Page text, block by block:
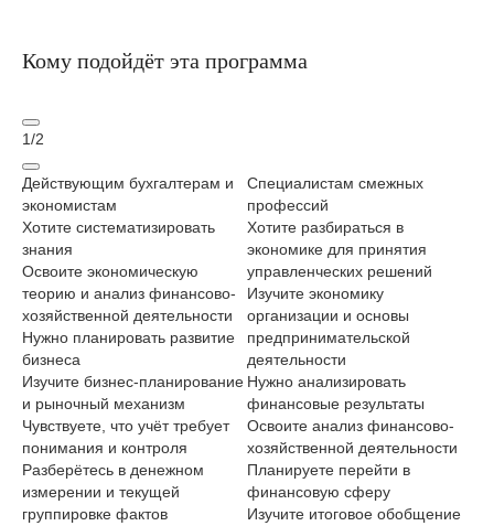
Кому подойдёт эта программа
1/2
Действующим бухгалтерам и
экономистам
Хотите систематизировать
знания
Освоите экономическую
теорию и анализ финансово-
хозяйственной деятельности
Нужно планировать развитие
бизнеса
Изучите бизнес-планирование
и рыночный механизм
Чувствуете, что учёт требует
понимания и контроля
Разберётесь в денежном
измерении и текущей
группировке фактов
Специалистам смежных
профессий
Хотите разбираться в
экономике для принятия
управленческих решений
Изучите экономику
организации и основы
предпринимательской
деятельности
Нужно анализировать
финансовые результаты
Освоите анализ финансово-
хозяйственной деятельности
Планируете перейти в
финансовую сферу
Изучите итоговое обобщение